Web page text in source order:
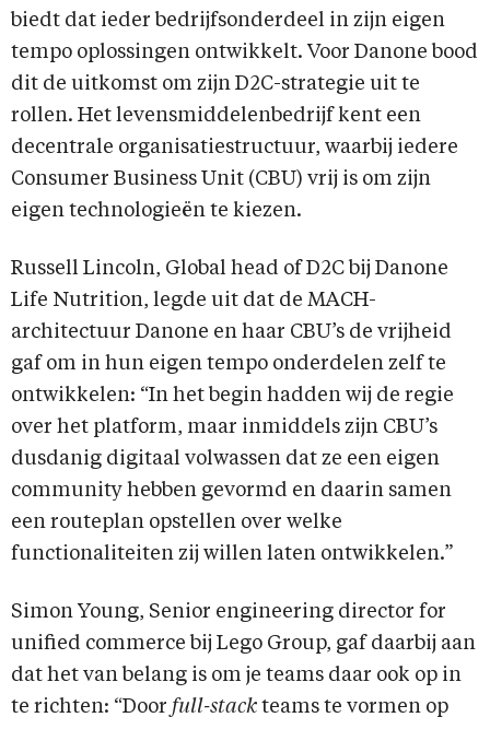
biedt dat ieder bedrijfsonderdeel in zijn eigen
tempo oplossingen ontwikkelt. Voor Danone bood
dit de uitkomst om zijn D2C-strategie uit te
rollen. Het levensmiddelenbedrijf kent een
decentrale organisatiestructuur, waarbij iedere
Consumer Business Unit (CBU) vrij is om zijn
eigen technologieën te kiezen.
Russell Lincoln, Global head of D2C bij Danone
Life Nutrition, legde uit dat de MACH-
architectuur Danone en haar CBU’s de vrijheid
gaf om in hun eigen tempo onderdelen zelf te
ontwikkelen: “In het begin hadden wij de regie
over het platform, maar inmiddels zijn CBU’s
dusdanig digitaal volwassen dat ze een eigen
community hebben gevormd en daarin samen
een routeplan opstellen over welke
functionaliteiten zij willen laten ontwikkelen.”
Simon Young, Senior engineering director for
unified commerce bij Lego Group, gaf daarbij aan
dat het van belang is om je teams daar ook op in
te richten: “Door full-stack teams te vormen op